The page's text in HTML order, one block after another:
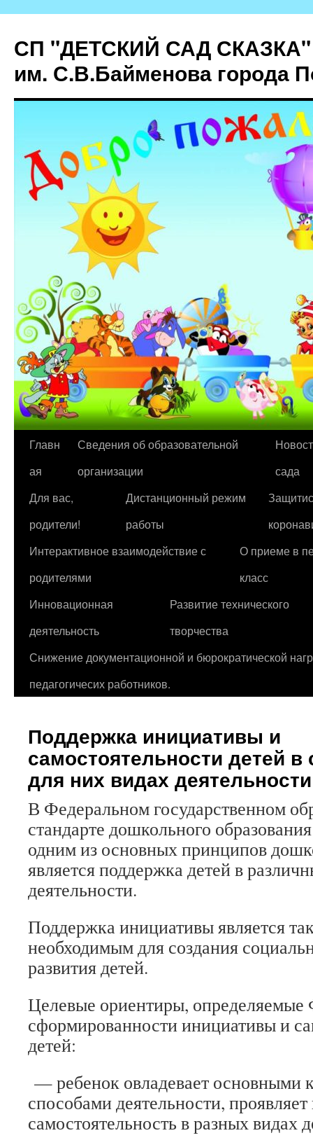
СП "ДЕТСКИЙ САД СКАЗКА"
им. С.В.Байменова города
Перейти
содержимому
Главн
ая
Сведения об образовательной
организации
сада
Для вас,
родители!
Дистанционный режим
работы
Интерактивное взаимодействие с
родителями
О приеме в
класс
Инновационная
деятельность
Развитие технического
творчества
Снижение документационной и бюрократической
педагогичесих работников.
Поддержка инициативы и
самостоятельности детей
для них видах деятельности
В Федеральном государственном
стандарте дошкольного
одним из основных принципов
является поддержка детей в
деятельности.
Поддержка инициативы является
необходимым для создания
развития детей.
Целевые ориентиры,
сформированности инициативы и
детей:
— ребенок овладевает основными
способами деятельности,
самостоятельность в разных видах